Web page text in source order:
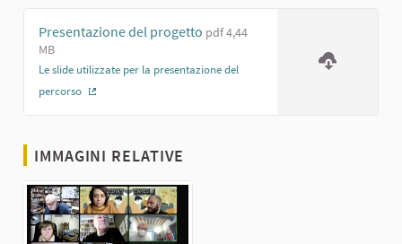
Presentazione del progetto pdf 4,44
MB
Le slide utilizzate per la presentazione del
percorso
IMMAGINI RELATIVE